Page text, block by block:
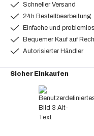
Schneller Versand
24h Bestellbearbeitung
Einfache und
Bequemer Kauf auf
Autorisierter Händler
Sicher Einkaufen